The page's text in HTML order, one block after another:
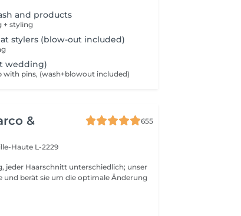
and products
+ styling
stylers (blow-out included)
wedding)
pins, (wash+blowout included)
&
655
Haute L-2229
jeder Haarschnitt unterschiedlich; unser
und berät sie um die optimale Änderung